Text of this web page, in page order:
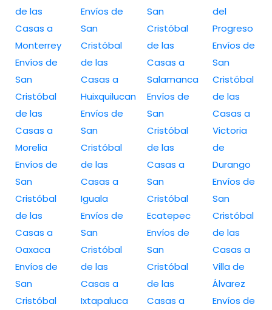
de las
Casas a
Monterrey
Envíos de
San
Cristóbal
de las
Casas a
Morelia
Envíos de
San
Cristóbal
de las
Casas a
Oaxaca
Envíos de
San
Cristóbal
Envíos de
San
Cristóbal
de las
Casas a
Huixquilucan
Envíos de
San
Cristóbal
de las
Casas a
Iguala
Envíos de
San
Cristóbal
de las
Casas a
Ixtapaluca
San
Cristóbal
de las
Casas a
Salamanca
Envíos de
San
Cristóbal
de las
Casas a
San
Cristóbal
Ecatepec
Envíos de
San
Cristóbal
de las
Casas a
del
Progreso
Envíos de
San
Cristóbal
de las
Casas a
Victoria
de
Durango
Envíos de
San
Cristóbal
de las
Casas a
Villa de
Álvarez
Envíos de